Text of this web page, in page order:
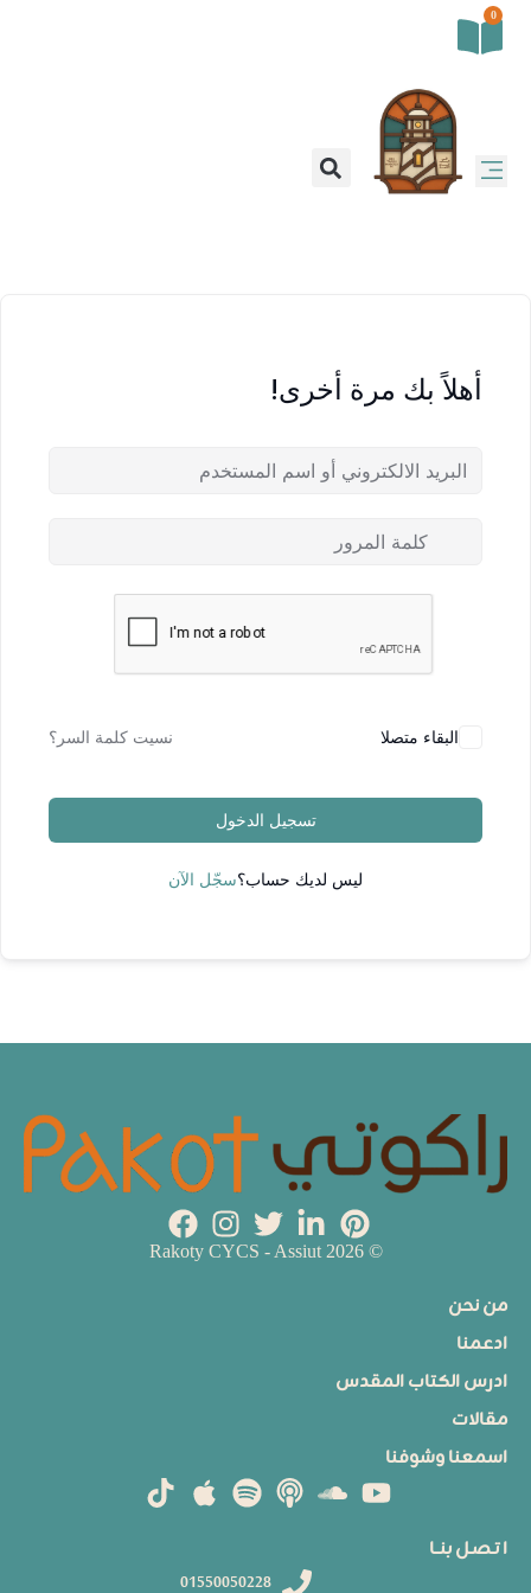
0
أهلاً بك مرة أخرى!
البقاء متصلا نسيت كلمة السر؟
تسجيل الدخول
ليس لديك حساب؟سجّل الآن
ا تـصـل بنــا
01550050228
من نحن
ادعمنا
ادرس الكتاب المقدس
مقالات
اسمعنا وشوفنا
© 2026 Rakoty CYCS - Assiut